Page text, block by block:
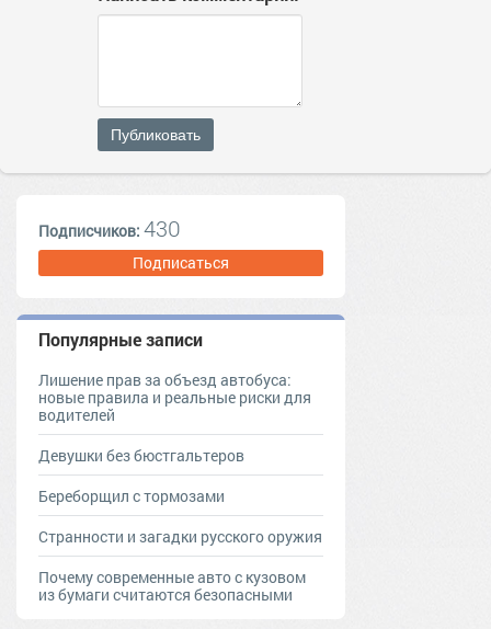
Публиковать
Подписчиков: 430
Подписаться
Популярные записи
Лишение прав за объезд автобуса:
новые правила и реальные риски для
водителей
Девушки без бюстгальтеров
Береборщил с тормозами
Странности и загадки русского оружия
Почему современные авто с кузовом
из бумаги считаются безопасными